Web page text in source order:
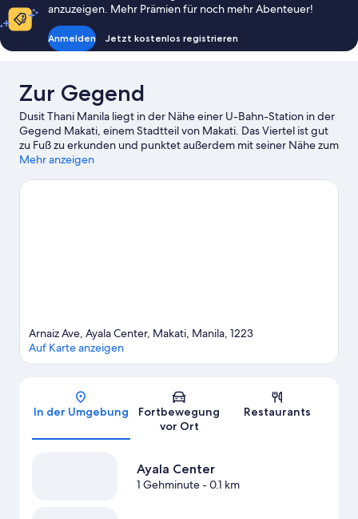
anzuzeigen. Mehr Prämien für noch mehr Abenteuer!
Anmelden Jetzt kostenlos registrieren
Zur Gegend
Dusit Thani Manila liegt in der Nähe einer U-Bahn-Station in der
Gegend Makati, einem Stadtteil von Makati. Das Viertel ist gut
zu Fuß zu erkunden und punktet außerdem mit seiner Nähe zum
Flughafen und guten Einkaufsmöglichkeiten. Ayala Museum
interessierte Besucher, während Einkaufszentrum SM Makati
Mehr anzeigen
Karte
Arnaiz Ave, Ayala Center, Makati, Manila, 1223
Auf Karte anzeigen
In der Umgebung
Fortbewegung
vor Ort
Restaurants
Ayala Center
1 Gehminute- 0.1 km